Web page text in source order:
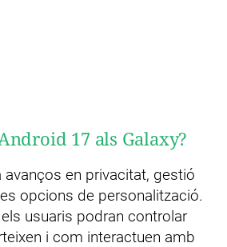
17 als Galaxy?
en privacitat, gestió
opcions de personalització.
usuaris podran controlar
i com interactuen amb